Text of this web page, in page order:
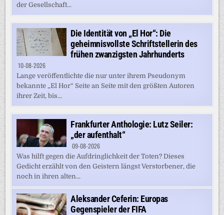
der Gesellschaft...
Die Identität von „El Hor“: Die
geheimnisvollste Schriftstellerin des
frühen zwanzigsten Jahrhunderts
10-08-2026
Lange veröffentlichte die nur unter ihrem Pseudonym
bekannte „El Hor“ Seite an Seite mit den größten Autoren
ihrer Zeit, bis...
Frankfurter Anthologie: Lutz Seiler:
„der aufenthalt“
09-08-2026
Was hilft gegen die Aufdringlichkeit der Toten? Dieses
Gedicht erzählt von den Geistern längst Verstorbener, die
noch in ihren alten...
Aleksander Ceferin: Europas
Gegenspieler der FIFA